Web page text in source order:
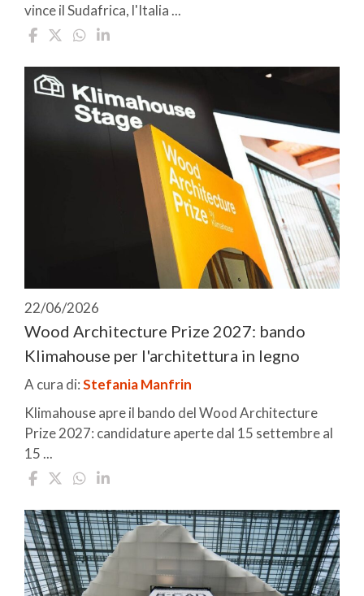
vince il Sudafrica, l'Italia ...
22/06/2026
Wood Architecture Prize 2027: bando
Klimahouse per l'architettura in legno
A cura di:Stefania Manfrin
Klimahouse apre il bando del Wood Architecture
Prize 2027: candidature aperte dal 15 settembre al
15 ...